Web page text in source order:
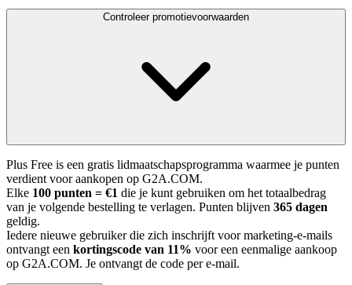
Controleer promotievoorwaarden
Plus Free is een gratis lidmaatschapsprogramma waarmee je punten
verdient voor aankopen op G2A.COM.
Elke 100 punten = €1 die je kunt gebruiken om het totaalbedrag
van je volgende bestelling te verlagen. Punten blijven 365 dagen
geldig.
Iedere nieuwe gebruiker die zich inschrijft voor marketing-e-mails
ontvangt een kortingscode van 11% voor een eenmalige aankoop
op G2A.COM. Je ontvangt de code per e-mail.